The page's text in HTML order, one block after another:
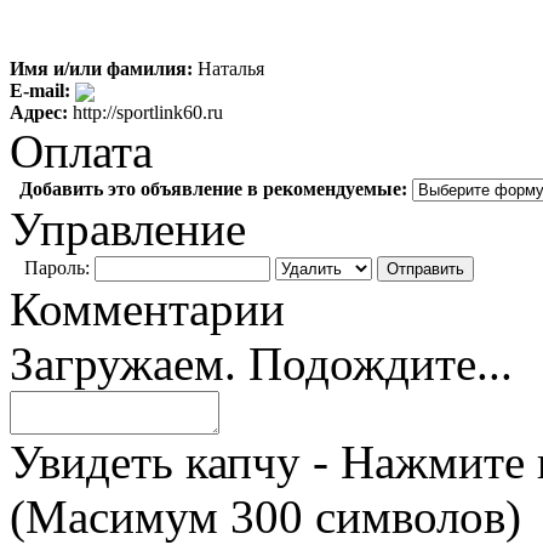
Имя и/или фамилия: Наталья
E-mail:
Адрес: http://sportlink60.ru
Оплата
Добавить это объявление в рекомендуемые:
Управление
Пароль:
Комментарии
Загружаем. Подождите...
Увидеть капчу - Нажмите
(Масимум 300 символов)